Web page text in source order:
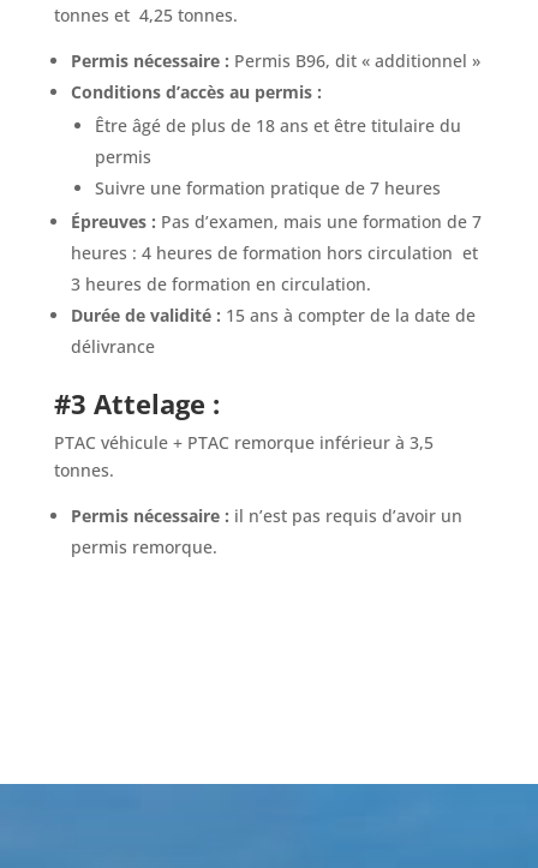
tonnes et 4,25 tonnes.
Permis nécessaire : Permis B96, dit « additionnel »
Conditions d’accès au permis :
Être âgé de plus de 18 ans et être titulaire du
permis
Suivre une formation pratique de 7 heures
Épreuves : Pas d’examen, mais une formation de 7
heures : 4 heures de formation hors circulation et
3 heures de formation en circulation.
Durée de validité : 15 ans à compter de la date de
délivrance
#3 Attelage :
PTAC véhicule + PTAC remorque inférieur à 3,5
tonnes.
Permis nécessaire : il n’est pas requis d’avoir un
permis remorque.